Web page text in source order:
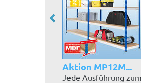
Aktion MP12M...
Jede Ausführung zum